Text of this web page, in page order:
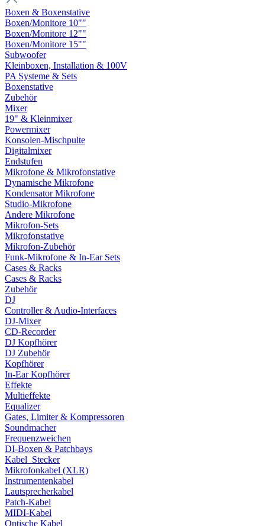
Boxen & Boxenstative
Boxen/Monitore 10""
Boxen/Monitore 12""
Boxen/Monitore 15""
Subwoofer
Kleinboxen, Installation & 100V
PA Systeme & Sets
Boxenstative
Zubehör
Mixer
19" & Kleinmixer
Powermixer
Konsolen-Mischpulte
Digitalmixer
Endstufen
Mikrofone & Mikrofonstative
Dynamische Mikrofone
Kondensator Mikrofone
Studio-Mikrofone
Andere Mikrofone
Mikrofon-Sets
Mikrofonstative
Mikrofon-Zubehör
Funk-Mikrofone & In-Ear Sets
Cases & Racks
Cases & Racks
Zubehör
DJ
Controller & Audio-Interfaces
DJ-Mixer
CD-Recorder
DJ Kopfhörer
DJ Zubehör
Kopfhörer
In-Ear Kopfhörer
Effekte
Multieffekte
Equalizer
Gates, Limiter & Kompressoren
Soundmacher
Frequenzweichen
DI-Boxen & Patchbays
Kabel_Stecker
Mikrofonkabel (XLR)
Instrumentenkabel
Lautsprecherkabel
Patch-Kabel
MIDI-Kabel
Optische Kabel